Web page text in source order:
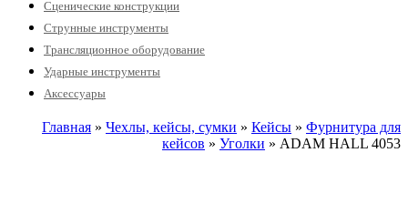
Сценические конструкции
Струнные инструменты
Трансляционное оборудование
Ударные инструменты
Аксессуары
Главная » Чехлы, кейсы, сумки » Кейсы » Фурнитура для
кейсов » Уголки » ADAM HALL 4053